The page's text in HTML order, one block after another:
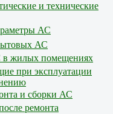
и технические
АС
АС
жилых помещениях
при эксплуатации
и сборки АС
ремонта